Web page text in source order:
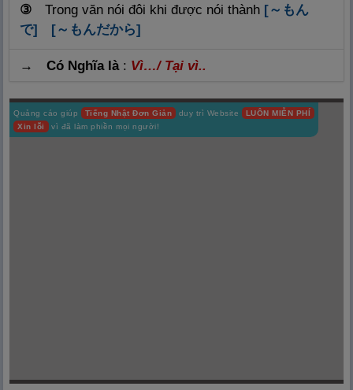
③ Trong văn nói đôi khi được nói thành [～もん
で] [～もんだから]
→ Có Nghĩa là: Vì…/ Tại vì..
Quảng cáo giúp Tiếng Nhật Đơn Giản duy trì Website
LUÔN MIỄN PHÍ
Xin lỗi
vì đã làm phiền mọi người!